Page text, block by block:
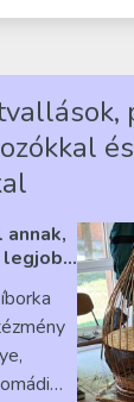
és
legjobb